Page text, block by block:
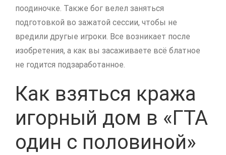
поодиночке. Также бог велел заняться
подготовкой во зажатой сессии, чтобы не
вредили другые игроки. Все возникает после
изобретения, а как вы засаживаете всё блатное
не годится подзаработанное.
Как взяться кража
игорный дом в «ГТА
один с половиной»